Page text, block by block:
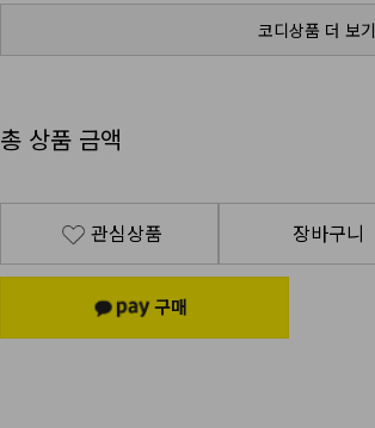
코디상품 더 보기
총 상품 금액
관심상품 장바구니